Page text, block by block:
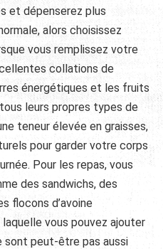
et dépenserez plus
alors choisissez
vous remplissez votre
collations de
énergétiques et les fruits
leurs propres types de
teneur élevée en graisses,
pour garder votre corps
Pour les repas, vous
des sandwichs, des
flocons d’avoine
vous pouvez ajouter
sont peut-être pas aussi